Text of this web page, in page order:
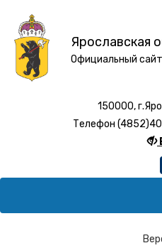
Ярославская
Официальный
150000,
Телефон